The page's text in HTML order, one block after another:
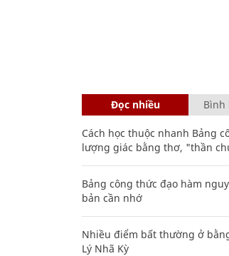
Đọc nhiều Bình
Cách học thuộc nhanh Bảng
lượng giác bằng thơ, "thần
Bảng công thức đạo hàm
bản cần nhớ
Nhiều điểm bất thường ở
Lý Nhã Kỳ